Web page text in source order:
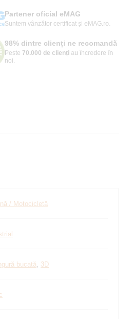
Partener oficial eMAG
Suntem vânzător certificat și eMAG.ro.
98% dintre clienți ne recomandă
Peste 70.000 de clienți au încredere în
noi.
/ Motocicletă
bucată, 3D